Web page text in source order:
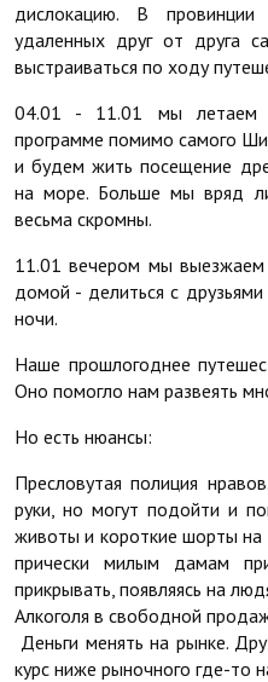
дислокацию. В
удаленных друг от друга
выстраиваться по ходу
04.01 - 11.01 мы летаем
программе помимо самого
и будем жить посещение
на море. Больше мы вряд
весьма скромны.
11.01 вечером мы выезжаем
домой - делиться с
ночи.
Наше прошлогоднее
Оно помогло нам развеять
Но есть нюансы:
Пресловутая полиция
руки, но могут подойти и
животы и короткие шорты
прически милым дамам
прикрывать, появляясь на
Алкоголя в свободной
Деньги менять на рынке.
курс ниже рыночного где-то